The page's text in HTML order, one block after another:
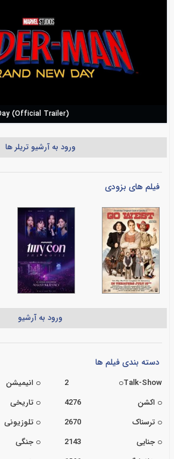
(Official Trailer)
ورود به آرشیو تریلر ها
فیلم های بزودی
ورود به آرشیو
دسته بندی فیلم ها
Talk-Show
2 انیمیشن
اکشن
4276 تاریخی
ترسناک
2670 تلوزیونی
جنایی
2143 جنگی